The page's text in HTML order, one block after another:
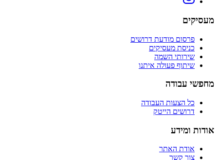
מעסיקים
פרסום מודעת דרושים
כניסת מעסיקים
שירותי השמה
שיתוף פעולה איתנו
מחפשי עבודה
כל הצעות העבודה
דרושים הייטק
אודות ומידע
אודת האתר
צור קשר